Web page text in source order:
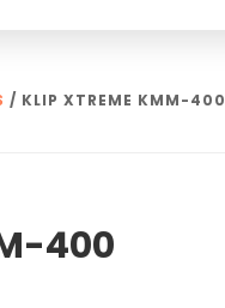
/ KLIP XTREME KMM-400
400